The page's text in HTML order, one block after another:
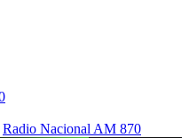
Radio Nacional AM 870